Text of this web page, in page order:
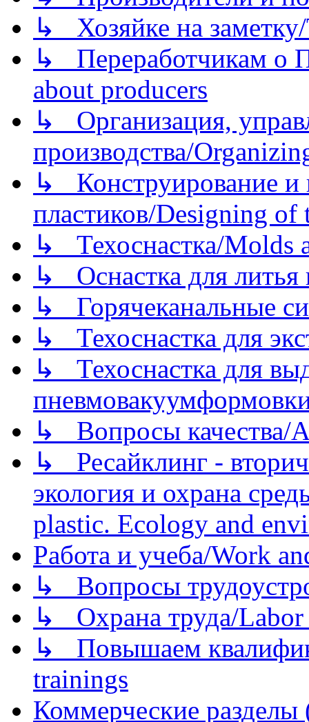
↳ Хозяйке на
↳ Переработчикам о
about producers
↳ Организация,
производства/
↳ Конструирование и
пластиков/Designing of
↳ Техоснастка/Molds
↳ Оснастка для литья
↳ Горячеканальные
↳ Техоснастка для
↳ Техоснастка для
↳ Вопросы качества/
↳ Ресайклинг -
экология и охрана
plastic. Ecology and
Работа и учеба/Work
↳ Вопросы
↳ Охрана труда/Labor
↳ Повышаем
trainings
Коммерческие